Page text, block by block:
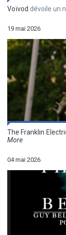
Voïvod dévoile un
19 mai 2026
The Franklin
More
04 mai 2026